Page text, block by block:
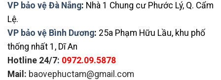
VP bảo vệ Đà Nẵng: Nhà 1 Chung cư Phước Lý, Q. Cẩm
Lệ.
VP bảo vệ Bình Dương: 25a Phạm Hữu Lầu, khu phố
thống nhất 1, Dĩ An
Hotline 24/7: 0972.09.5878
Mail: baovephuctam@gmail.com